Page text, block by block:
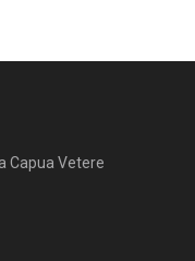
Capua Vetere